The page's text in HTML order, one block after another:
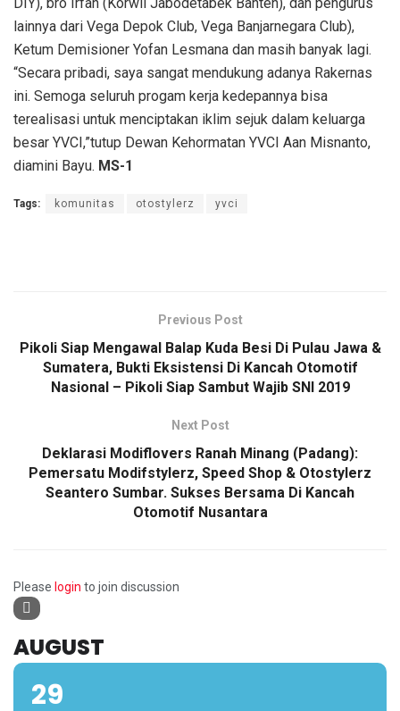
DIY), bro Irfan (Korwil Jabodetabek Banten), dan pengurus
lainnya dari Vega Depok Club, Vega Banjarnegara Club),
Ketum Demisioner Yofan Lesmana dan masih banyak lagi.
“Secara pribadi, saya sangat mendukung adanya Rakernas
ini. Semoga seluruh progam kerja kedepannya bisa
terealisasi untuk menciptakan iklim sejuk dalam keluarga
besar YVCI,”tutup Dewan Kehormatan YVCI Aan Misnanto,
diamini Bayu. MS-1
Tags: komunitas otostylerz yvci
Previous Post
Pikoli Siap Mengawal Balap Kuda Besi Di Pulau Jawa &
Sumatera, Bukti Eksistensi Di Kancah Otomotif
Nasional – Pikoli Siap Sambut Wajib SNI 2019
Next Post
Deklarasi Modiflovers Ranah Minang (Padang):
Pemersatu Modifstylerz, Speed Shop & Otostylerz
Seantero Sumbar. Sukses Bersama Di Kancah
Otomotif Nusantara
Please login to join discussion
AUGUST
29